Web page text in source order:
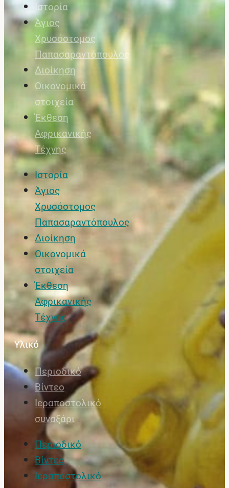
Ιστορία
Άγιος
Χρυσόστομος
Παπασαραντόπουλος
Διοίκηση
Οικονομικά
στοιχεία
Έκθεση
Αφρικανικής
Τέχνης
Ιστορία
Άγιος
Χρυσόστομος
Παπασαραντόπουλος
Διοίκηση
Οικονομικά
στοιχεία
Έκθεση
Αφρικανικής
Τέχνης
Υλικό
Περιοδικό
Βίντεο
Ιεραποστολικό
συναξάρι
Περιοδικό
Βίντεο
Ιεραποστολικό